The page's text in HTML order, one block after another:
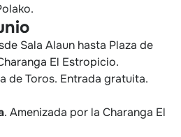
Sala Alaun hasta Plaza de
El Estropicio.
de Toros. Entrada gratuita.
. Amenizada por la Charanga El